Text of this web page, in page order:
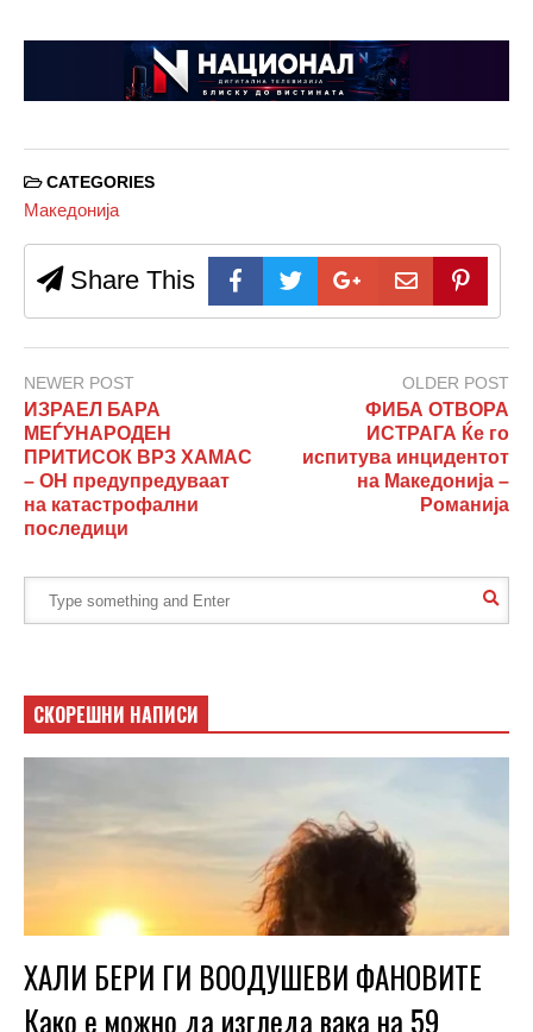
CATEGORIES
Македонија
Share This
NEWER POST
ИЗРАЕЛ БАРА
МЕЃУНАРОДЕН
ПРИТИСОК ВРЗ ХАМАС
– ОН предупредуваат
на катастрофални
последици
OLDER POST
ФИБА ОТВОРА
ИСТРАГА Ќе го
испитува инцидентот
на Македонија –
Романија
СКОРЕШНИ НАПИСИ
ХАЛИ БЕРИ ГИ ВООДУШЕВИ ФАНОВИТЕ
Како е можно да изгледа вака на 59